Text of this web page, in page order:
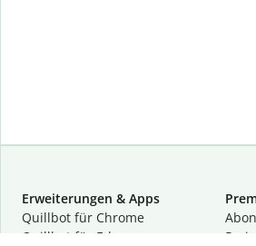
Erweiterungen & Apps
Quillbot für Chrome
Quillbot für Edge
Preise